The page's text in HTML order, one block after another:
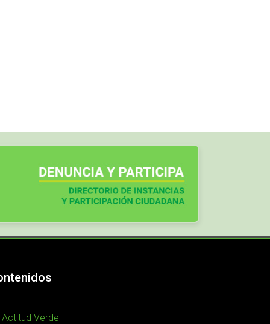
Actitud Verde